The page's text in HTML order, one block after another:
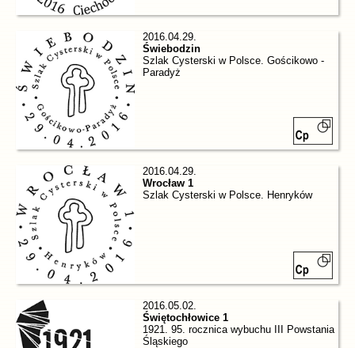
2016.04.29.
Świebodzin
Szlak Cysterski w Polsce. Gościkowo -
Paradyż
2016.04.29.
Wrocław 1
Szlak Cysterski w Polsce. Henryków
2016.05.02.
Świętochłowice 1
1921. 95. rocznica wybuchu III Powstania
Śląskiego